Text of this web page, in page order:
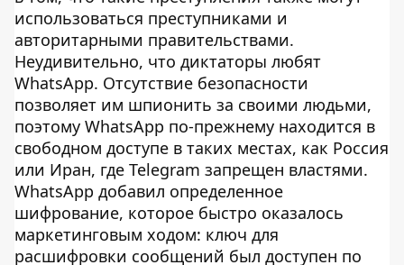
использоваться преступниками и
авторитарными правительствами.
Неудивительно, что диктаторы любят
WhatsApp. Отсутствие безопасности
позволяет им шпионить за своими людьми,
поэтому WhatsApp по-прежнему находится в
свободном доступе в таких местах, как Россия
или Иран, где Telegram запрещен властями.
WhatsApp добавил определенное
шифрование, которое быстро оказалось
маркетинговым ходом: ключ для
расшифровки сообщений был доступен по